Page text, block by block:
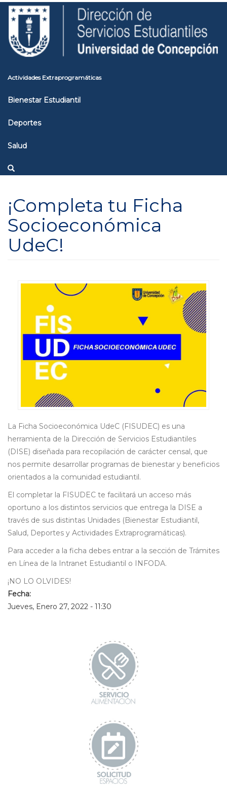
Pasar
contenido
principal
Toggle
high
contrast
Actividades Extraprogramáticas
Bienestar Estudiantil
Deportes
Salud
¡Completa tu Ficha
Socioeconómica
UdeC!
La Ficha Socioeconómica UdeC (FISUDEC) es una
herramienta de la Dirección de Servicios Estudiantiles
(DISE) diseñada para recopilación de carácter censal, que
nos permite desarrollar programas de bienestar y beneficios
orientados a la comunidad estudiantil.
El completar la FISUDEC te facilitará un acceso más
oportuno a los distintos servicios que entrega la DISE a
través de sus distintas Unidades (Bienestar Estudiantil,
Salud, Deportes y Actividades Extraprogramáticas).
Para acceder a la ficha debes entrar a la sección de Trámites
en Línea de la Intranet Estudiantil o INFODA.
¡NO LO OLVIDES!
Fecha:
Jueves, Enero 27, 2022 - 11:30